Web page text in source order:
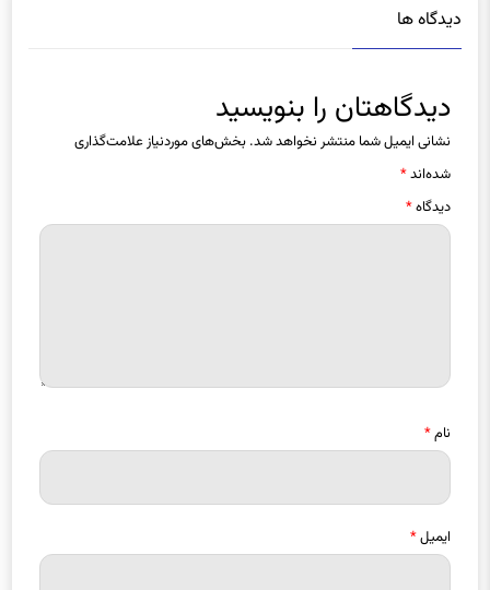
نشانی ایمیل شما منتشر نخواهد شد.بخش‌های موردنیاز علامت‌گذاری
شده‌اند*
دیدگاه*
ایمیل*